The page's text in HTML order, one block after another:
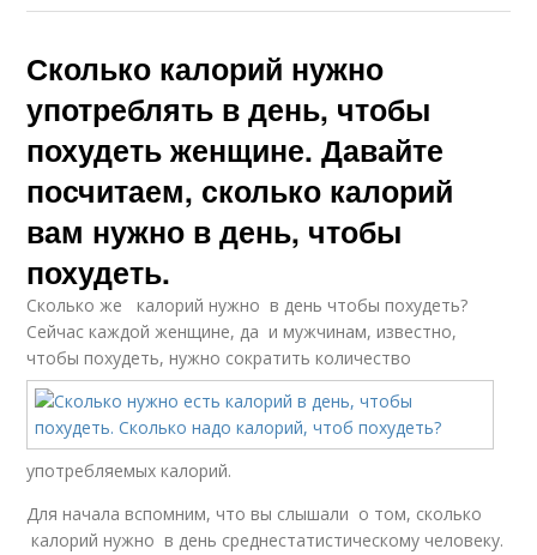
Сколько калорий нужно
употреблять в день, чтобы
похудеть женщине. Давайте
посчитаем, сколько калорий
вам нужно в день, чтобы
похудеть.
Сколько же калорий нужно в день чтобы похудеть?
Сейчас каждой женщине, да и мужчинам, известно,
чтобы похудеть, нужно сократить количество
употребляемых калорий.
Для начала вспомним, что вы слышали о том, сколько
калорий нужно в день среднестатистическому человеку.